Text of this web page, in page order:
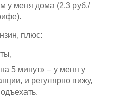
у меня дома (2,3 руб./
плюс:
5 минут» – у меня у
и регулярно вижу,